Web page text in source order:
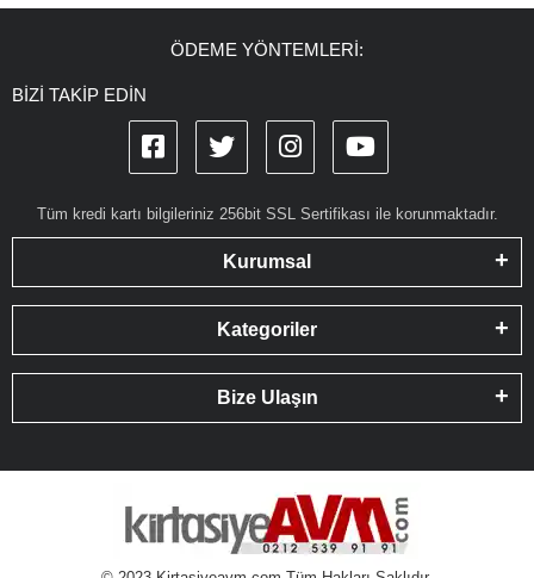
ÖDEME YÖNTEMLERİ:
BİZİ TAKİP EDİN
Tüm kredi kartı bilgileriniz 256bit SSL Sertifikası ile korunmaktadır.
Kurumsal
Kategoriler
Bize Ulaşın